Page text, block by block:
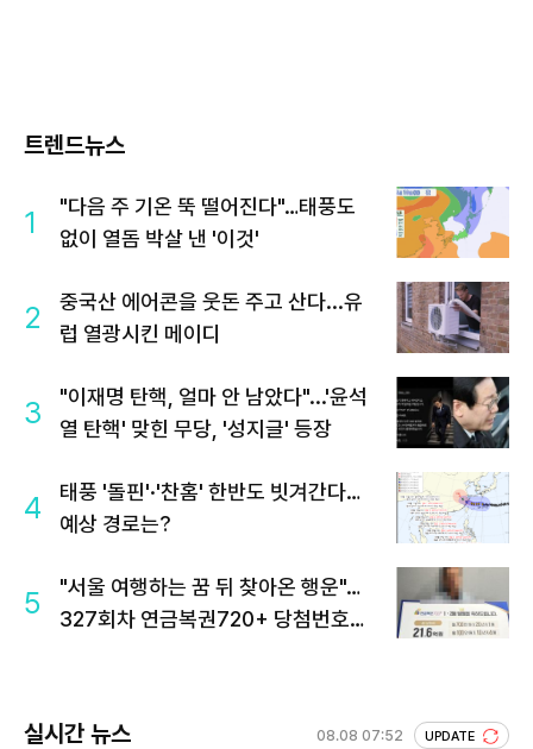
트렌드뉴스
1
"다음 주 기온 뚝 떨어진다"…태풍도
없이 열돔 박살 낸 '이것'
2
중국산 에어콘을 웃돈 주고 산다...유
럽 열광시킨 메이디
3
"이재명 탄핵, 얼마 안 남았다"...'윤석
열 탄핵' 맞힌 무당, '성지글' 등장
4
태풍 '돌핀'·'찬홈' 한반도 빗겨간다…
예상 경로는?
5
"서울 여행하는 꿈 뒤 찾아온 행운"…
327회차 연금복권720+ 당첨번호조
실시간 뉴스 08.08 07:52 UPDATE